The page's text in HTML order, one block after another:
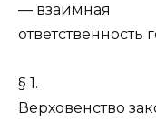
— взаимная
ответственность
§ 1.
Верховенство